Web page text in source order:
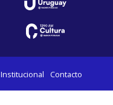
Institucional Contacto